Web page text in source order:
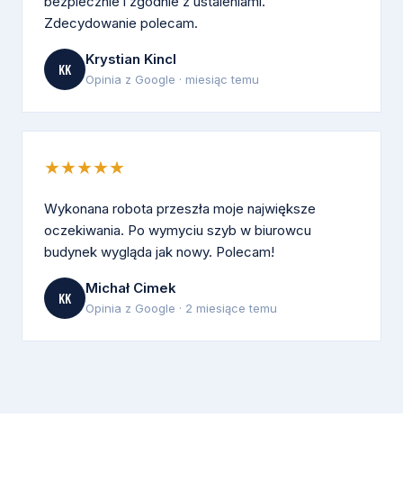
Zdecydowanie polecam.
KK
Krystian Kincl
Opinia z Google · miesiąc temu
★★★★★
Wykonana robota przeszła moje największe
oczekiwania. Po wymyciu szyb w biurowcu
budynek wygląda jak nowy. Polecam!
KK
Michał Cimek
Opinia z Google · 2 miesiące temu